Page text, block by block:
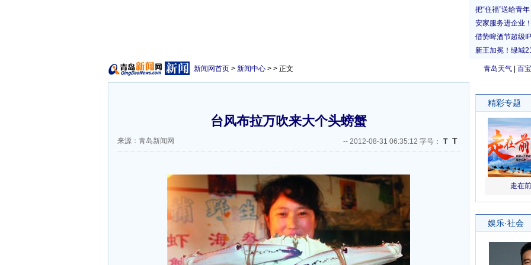
青岛天气 百
新闻网首页 > 新闻中心 > > 正文
台风布拉万吹来大个头螃蟹
来源：青岛新闻网 -- 2012-08-31 06:35:12 字号： T T